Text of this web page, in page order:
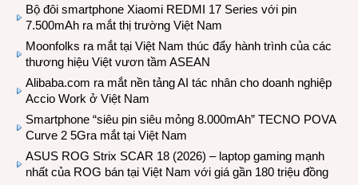
Bộ đôi smartphone Xiaomi REDMI 17 Series với pin
7.500mAh ra mắt thị trường Việt Nam
Moonfolks ra mắt tại Việt Nam thúc đẩy hành trình của các
thương hiệu Việt vươn tầm ASEAN
Alibaba.com ra mắt nền tảng AI tác nhân cho doanh nghiệp
Accio Work ở Việt Nam
Smartphone “siêu pin siêu mỏng 8.000mAh” TECNO POVA
Curve 2 5Gra mắt tại Việt Nam
ASUS ROG Strix SCAR 18 (2026) – laptop gaming mạnh
nhất của ROG bán tại Việt Nam với giá gần 180 triệu đồng